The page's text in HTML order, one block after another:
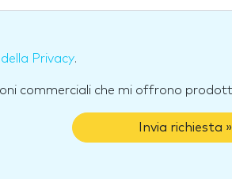
Privacy.
commerciali che mi offrono
Invia richiesta »